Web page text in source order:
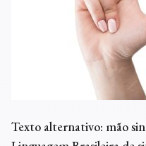
Texto alternativo: mão